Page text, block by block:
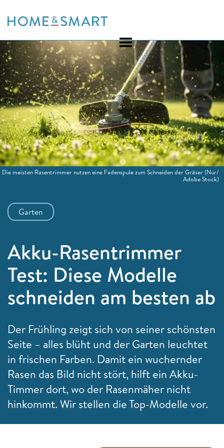
to
Garten
Akku-Rasentrimmer
Test: Diese Modelle
schneiden am besten ab
Der Frühling zeigt sich von seiner schönsten
Seite – alles blüht und der Garten leuchtet
in frischen Farben. Damit ein wuchernder
Rasen das Bild nicht stört, hilft ein Akku-
Timmer dort, wo der Rasenmäher nicht
hinkommt. Wir stellen die Top-Modelle vor.
Die meisten Rasentrimmer nutzen eine Fadenspule zum Schneiden der Gräser(Nur/
Adobe Stock)